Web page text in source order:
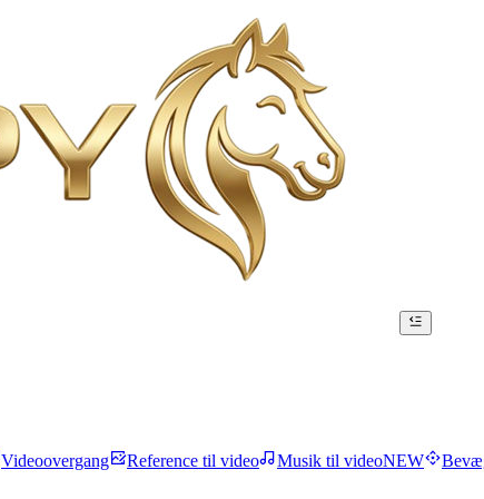
Videoovergang Reference til video Musik til videoNEW